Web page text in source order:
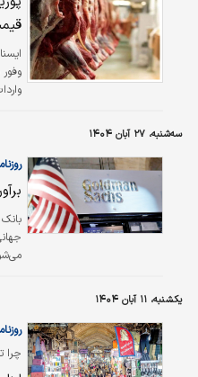
سه‌شنبه، ۲۷ آبان ۱۴۰۴
سال‌۲۰۲۶ میلادی کاهش می‌‌‌‌‌یابد.
یکشنبه، ۱۱ آبان ۱۴۰۴
چرا